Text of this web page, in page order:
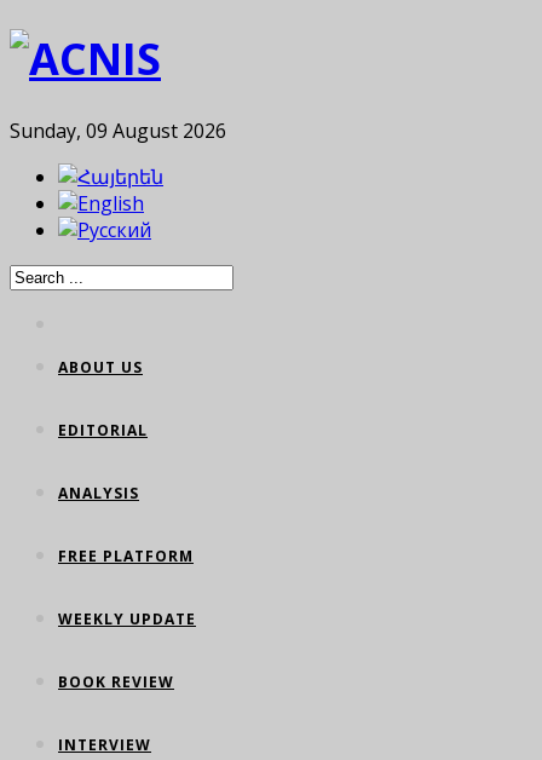
Sunday, 09 August 2026
ABOUT US
EDITORIAL
ANALYSIS
FREE PLATFORM
WEEKLY UPDATE
BOOK REVIEW
INTERVIEW